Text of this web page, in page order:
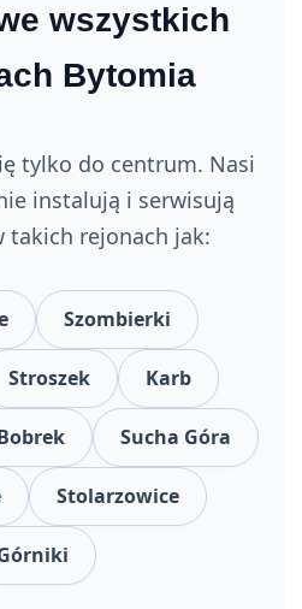
wszystkich
Bytomia
tylko do centrum. Nasi
instalują i serwisują
takich rejonach jak:
Szombierki
Stroszek Karb
Sucha Góra
Stolarzowice